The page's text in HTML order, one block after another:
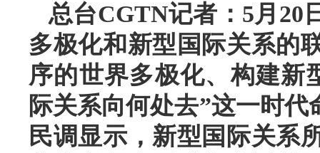
总台CGTN记者：5月20
多极化和新型国际关系的
序的世界多极化、构建新
际关系向何处去”这一时
民调显示，新型国际关系